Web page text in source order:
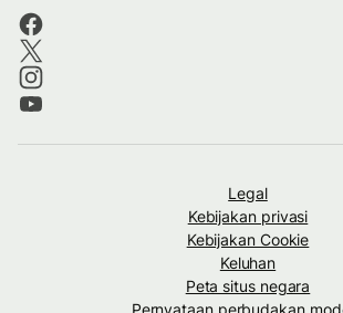
Legal
Kebijakan privasi
Kebijakan Cookie
Keluhan
Peta situs negara